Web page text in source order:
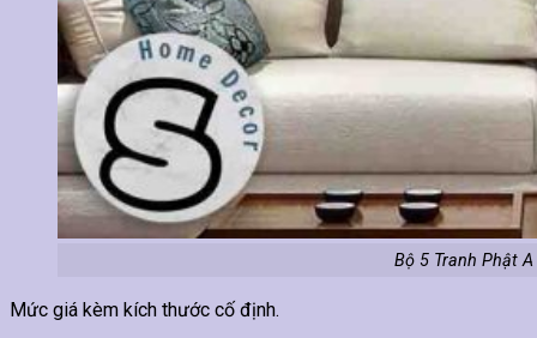
Bộ 5 Tranh Phật
Mức giá kèm kích thước cố định.